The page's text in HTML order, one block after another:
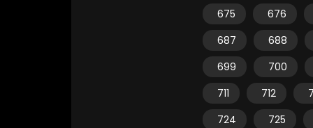
675
676
687
688
699
700
711
712
724
725